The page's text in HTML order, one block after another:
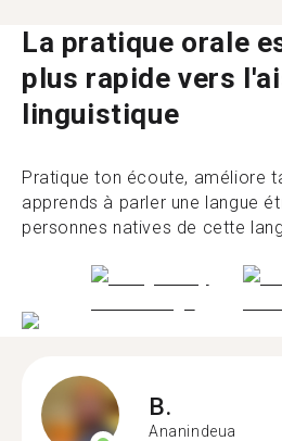
La pratique orale
plus rapide vers
linguistique
Pratique ton écoute, améliore
apprends à parler une langue
personnes natives de cette
B.
Ananindeua